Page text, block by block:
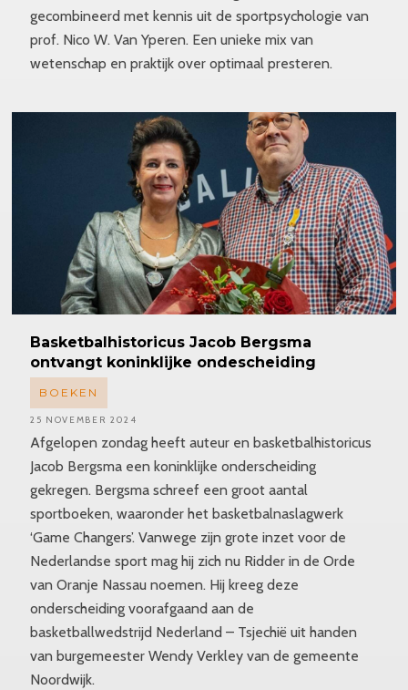
gecombineerd met kennis uit de sportpsychologie van
prof. Nico W. Van Yperen. Een unieke mix van
wetenschap en praktijk over optimaal presteren.
Basketbalhistoricus Jacob Bergsma
ontvangt koninklijke ondescheiding
Afgelopen zondag heeft auteur en basketbalhistoricus
Jacob Bergsma een koninklijke onderscheiding
gekregen. Bergsma schreef een groot aantal
sportboeken, waaronder het basketbalnaslagwerk
‘Game Changers’. Vanwege zijn grote inzet voor de
Nederlandse sport mag hij zich nu Ridder in de Orde
van Oranje Nassau noemen. Hij kreeg deze
onderscheiding voorafgaand aan de
basketballwedstrijd Nederland – Tsjechië uit handen
van burgemeester Wendy Verkley van de gemeente
Noordwijk.
BOEKEN
25 NOVEMBER 2024